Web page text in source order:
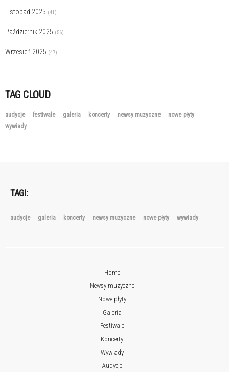
Listopad 2025 (41)
Październik 2025 (56)
Wrzesień 2025 (47)
TAG CLOUD
audycje festiwale galeria koncerty newsy muzyczne
nowe płyty
wywiady
TAGI:
audycje galeria koncerty newsy muzyczne nowe płyty wywiady
Home
Newsy muzyczne
Nowe płyty
Galeria
Festiwale
Koncerty
Wywiady
Audycje